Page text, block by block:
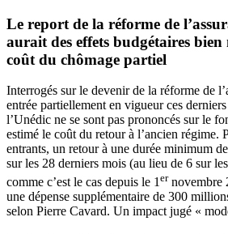
Le report de la réforme de
aurait des effets budgétaires
coût du chômage partiel
Interrogés sur le devenir de la réforme de
entrée partiellement en vigueur ces
l’Unédic ne se sont pas prononcés sur le
estimé le coût du retour à l’ancien régime.
entrants, un retour à une durée minimum
sur les 28 derniers mois (au lieu de 6 sur
comme c’est le cas depuis le 1 ernovembre
une dépense supplémentaire de 300
selon Pierre Cavard. Un impact jugé «